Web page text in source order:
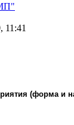
11:41
(форма и